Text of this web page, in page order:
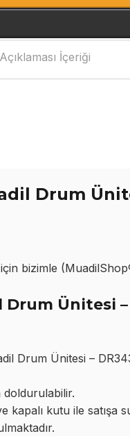
İçeriği
Drum
bizimle
Ünitesi –
Drum Ünitesi –
doldurulabilir.
kutu ile satışa